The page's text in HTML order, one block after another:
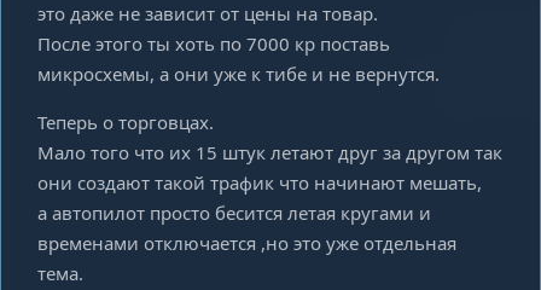
это даже не зависит от цены на товар.
После этого ты хоть по 7000 кр поставь
микросхемы, а они уже к тибе и не вернутся.
Теперь о торговцах.
Мало того что их 15 штук летают друг за другом так
они создают такой трафик что начинают мешать,
а автопилот просто бесится летая кругами и
временами отключается ,но это уже отдельная
тема.